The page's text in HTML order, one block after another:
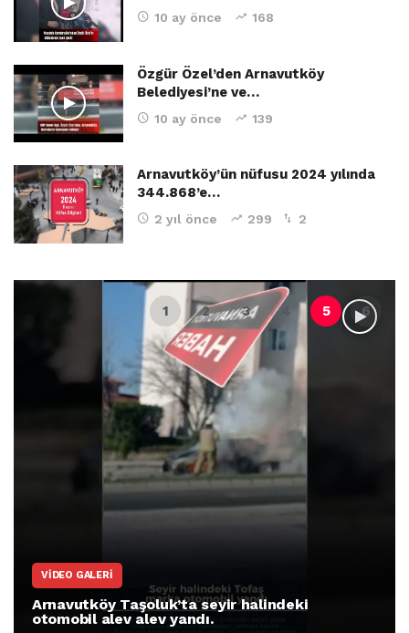
10 ay önce 168
Özgür Özel’den Arnavutköy
Belediyesi’ne ve…
10 ay önce 139
Arnavutköy’ün nüfusu 2024 yılında
344.868’e…
2 yıl önce 299 2
VIDEO GALERI
Arnavutköy Taşoluk’ta seyir halindeki
otomobil alev alev yandı.